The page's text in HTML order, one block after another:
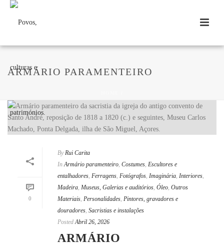
ARMÁRIO PARAMENTEIRO
0
By Rui Carita
In Armário paramenteiro, Costumes, Escultores e
entalhadores, Ferragens, Fotógrafos, Imaginária, Interiores,
Madeira, Museus, Galerias e auditórios, Óleo, Outros
Materiais, Personalidades, Pintores, gravadores e
douradores, Sacristias e instalações
Posted Abril 26, 2026
ARMÁRIO